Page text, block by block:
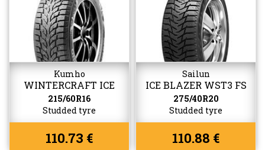
Kumho
WINTERCRAFT ICE
WI32
215/60R16
Studded tyre
110.73 €
Sailun
ICE BLAZER WST3 FS
275/40R20
Studded tyre
110.88 €